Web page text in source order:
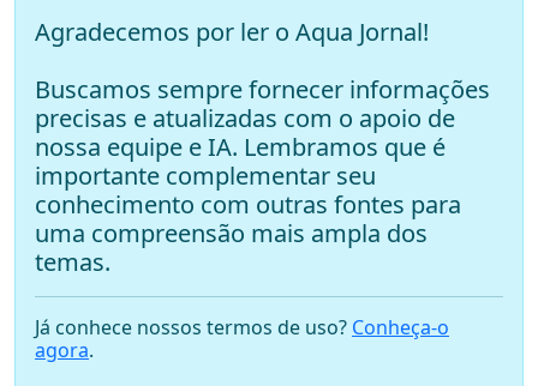
Agradecemos por ler o Aqua Jornal!
Buscamos sempre fornecer informações
precisas e atualizadas com o apoio de
nossa equipe e IA. Lembramos que é
importante complementar seu
conhecimento com outras fontes para
uma compreensão mais ampla dos
temas.
Já conhece nossos termos de uso? Conheça-o
agora.